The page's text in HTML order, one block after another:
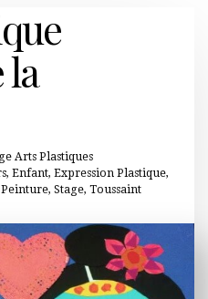
la
Arts Plastiques
,Enfant,Expression Plastique,
Peinture, Stage, Toussaint